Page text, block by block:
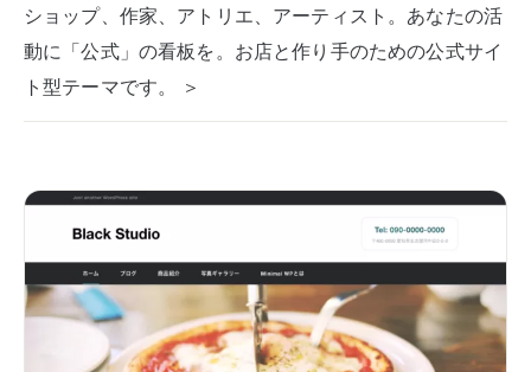
ショップ、作家、アトリエ、アーティスト。あなたの活
動に「公式」の看板を。お店と作り手のための公式サイ
ト型テーマです。 ＞